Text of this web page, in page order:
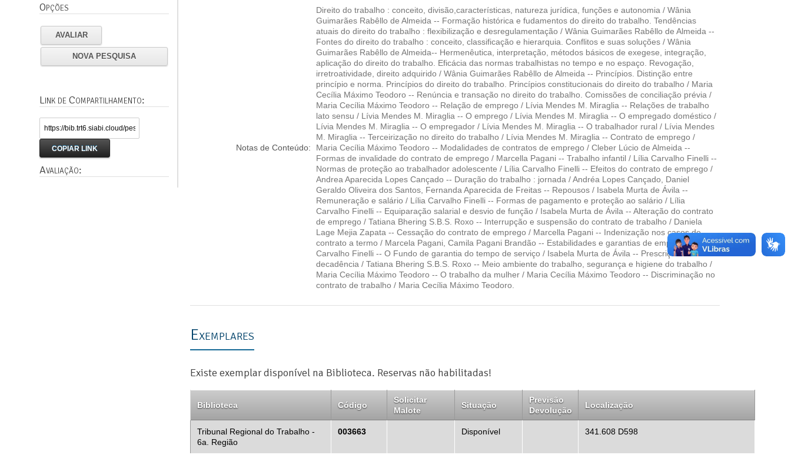
Opções
AVALIAR
NOVA PESQUISA
Link de Compartilhamento:
COPIAR LINK
Avaliação:
Notas de Conteúdo:
Direito do trabalho : conceito, divisão,características, natureza jurídica, funções e autonomia / Wânia
Guimarães Rabêllo de Almeida -- Formação histórica e fudamentos do direito do trabalho. Tendências
atuais do direito do trabalho : flexibilização e desregulamentação / Wânia Guimarães Rabêllo de Almeida --
Fontes do direito do trabalho : conceito, classificação e hierarquia. Conflitos e suas soluções / Wânia
Guimarães Rabêllo de Almeida-- Hermenêutica, interpretação, métodos básicos de exegese, integração,
aplicação do direito do trabalho. Eficácia das normas trabalhistas no tempo e no espaço. Revogação,
irretroatividade, direito adquirido / Wânia Guimarães Rabêllo de Almeida -- Princípios. Distinção entre
princípio e norma. Princípios do direito do trabalho. Princípios constitucionais do direito do trabalho / Maria
Cecília Máximo Teodoro -- Renúncia e transação no direito do trabalho. Comissões de conciliação prévia /
Maria Cecília Máximo Teodoro -- Relação de emprego / Lívia Mendes M. Miraglia -- Relações de trabalho
lato sensu / Lívia Mendes M. Miraglia -- O emprego / Lívia Mendes M. Miraglia -- O empregado doméstico /
Lívia Mendes M. Miraglia -- O empregador / Lívia Mendes M. Miraglia -- O trabalhador rural / Lívia Mendes
M. Miraglia -- Terceirização no direito do trabalho / Lívia Mendes M. Miraglia -- Contrato de emprego /
Maria Cecília Máximo Teodoro -- Modalidades de contratos de emprego / Cleber Lúcio de Almeida --
Formas de invalidade do contrato de emprego / Marcella Pagani -- Trabalho infantil / Lília Carvalho Finelli --
Normas de proteção ao trabalhador adolescente / Lília Carvalho Finelli -- Efeitos do contrato de emprego /
Andrea Aparecida Lopes Cançado -- Duração do trabalho : jornada / Andréa Lopes Cançado, Daniel
Geraldo Oliveira dos Santos, Fernanda Aparecida de Freitas -- Repousos / Isabela Murta de Ávila --
Remuneração e salário / Lília Carvalho Finelli -- Formas de pagamento e proteção ao salário / Lília
Carvalho Finelli -- Equiparação salarial e desvio de função / Isabela Murta de Ávila -- Alteração do contrato
de emprego / Tatiana Bhering S.B.S. Roxo -- Interrupção e suspensão do contrato de trabalho / Daniela
Lage Mejia Zapata -- Cessação do contrato de emprego / Marcella Pagani -- Indenização nos casos de
contrato a termo / Marcela Pagani, Camila Pagani Brandão -- Estabilidades e garantias de emprego / Lília
Carvalho Finelli -- O Fundo de garantia do tempo de serviço / Isabela Murta de Ávila -- Prescrição e
decadência / Tatiana Bhering S.B.S. Roxo -- Meio ambiente do trabalho, segurança e higiene do trabalho /
Maria Cecília Máximo Teodoro -- O trabalho da mulher / Maria Cecília Máximo Teodoro -- Discriminação no
contrato de trabalho / Maria Cecília Máximo Teodoro.
Exemplares
Existe exemplar disponível na Biblioteca. Reservas não habilitadas!
Biblioteca Código
Solicitar
Malote
Situação
Previsão
Devolução
Localização
Tribunal Regional do Trabalho -
6a. Região
003663 Disponível 341.608 D598